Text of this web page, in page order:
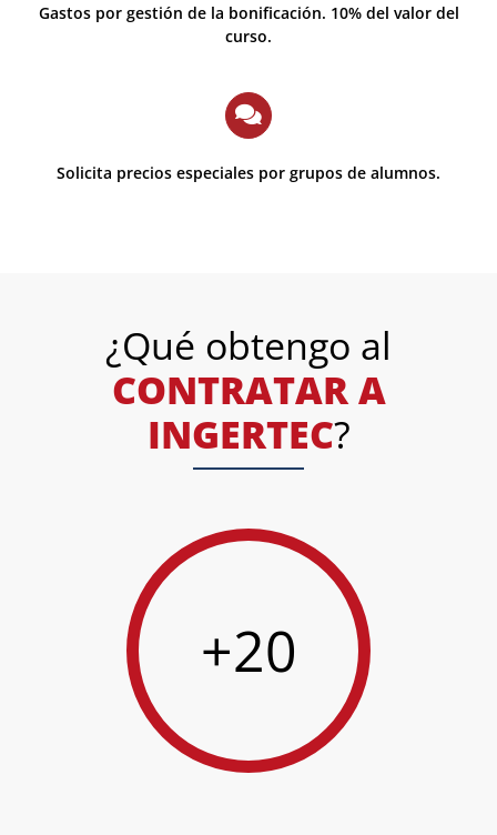
Gastos por gestión de la bonificación. 10% del valor del
curso.
Solicita precios especiales por grupos de alumnos.
¿Qué obtengo al
CONTRATAR A
INGERTEC?
+20